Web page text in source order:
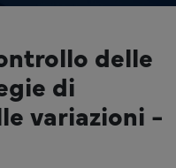
delle
di
variazioni -